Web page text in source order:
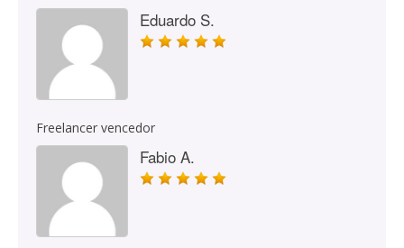
Eduardo S.
Freelancer vencedor
Fabio A.